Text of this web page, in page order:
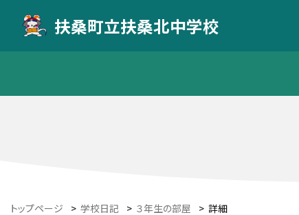
扶桑町立扶桑北中学校
トップページ > 学校日記 > ３年生の部屋 > 詳細